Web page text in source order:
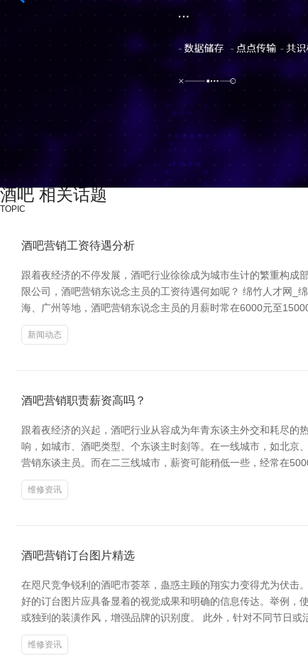
酒吧 相关话题
TOPIC
酒吧营销工资待遇分析
跟着夜经济的不停发展，酒吧行业徐徐成为城市生计的繁重构
限公司，酒吧营销东说念主员的工资待遇何如呢？ 绵竹人才网_
海、广州等地，酒吧营销东说念主员的月薪时常在6000元至
新闻动态
酒吧营销职责薪资高吗？
跟着夜经济的兴起，酒吧行业从容成为年青东谈主外交和耗尽
响，如城市、酒吧类型、个东谈主时刻等。在一线城市，如北
营销东谈主员。而在二三线城市，薪资可能稍低一些，经常在
维修资讯
酒吧营销订台图片精选
在咫尺竞争锐利的酒吧市荟萃，蛊惑主顾的翔实力变得尤为伏击
好的订台图片应具备显着的视觉成果和明确的信息传达。举例，
或独到的装潢作风，增强品牌的识别度。 此外，针对不同节日
维修资讯